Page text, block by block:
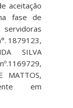
aceitação
fase de
1879123,
SILVA
MATTOS,
em